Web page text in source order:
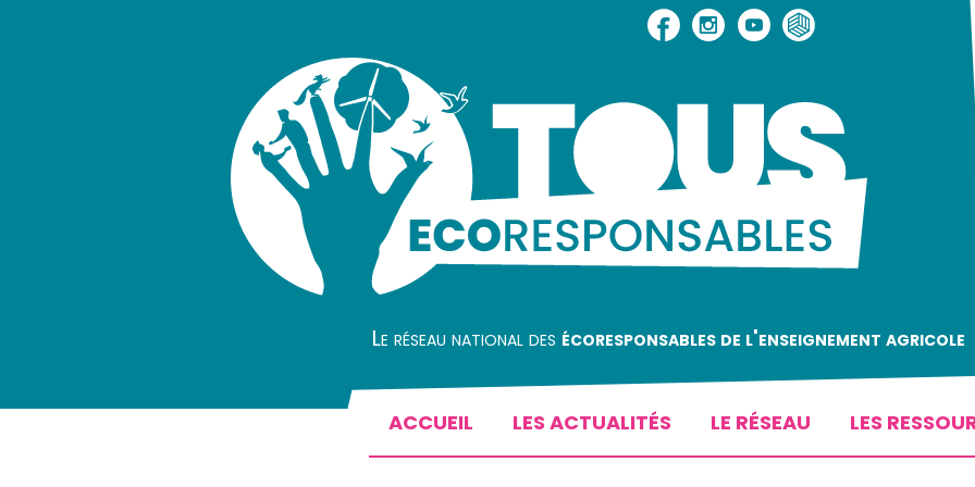
Le réseau national des écoresponsables de l'enseignement agricole
ACCUEIL LES ACTUALITÉS LE RÉSEAU LES